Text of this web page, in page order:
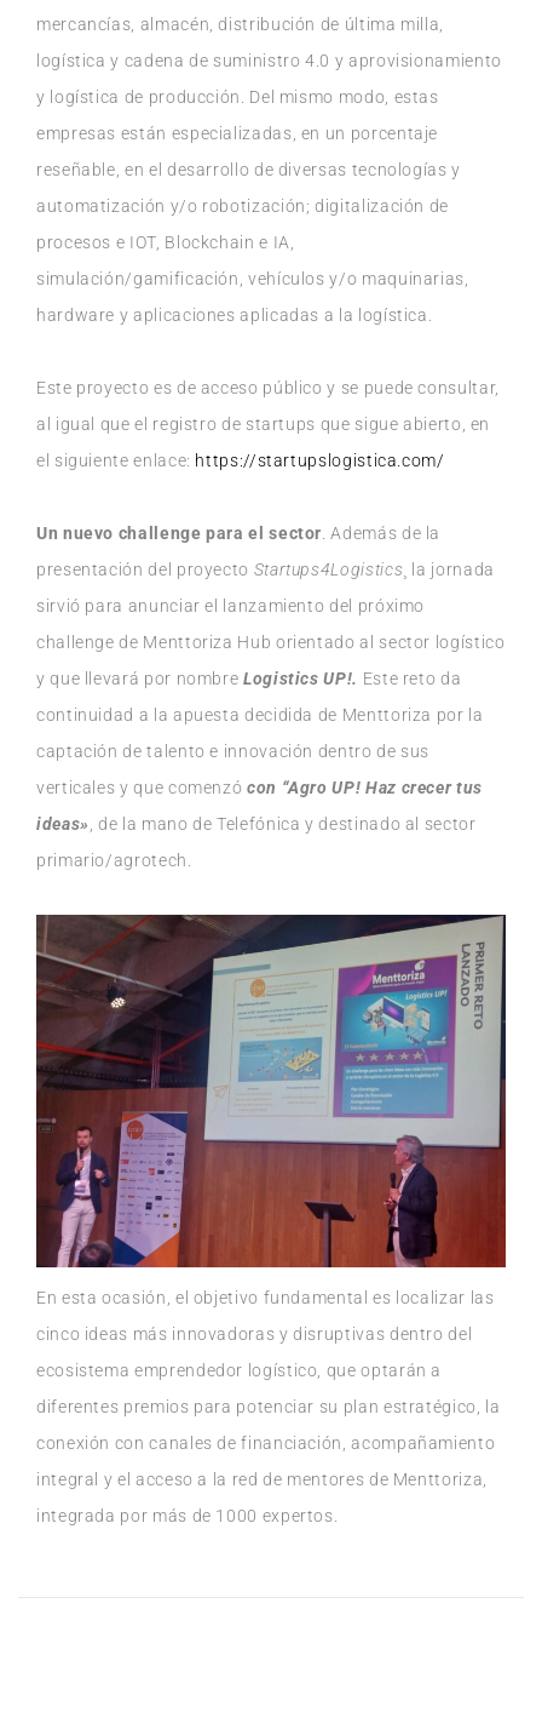
mercancías, almacén, distribución de última milla,
logística y cadena de suministro 4.0 y aprovisionamiento
y logística de producción. Del mismo modo, estas
empresas están especializadas, en un porcentaje
reseñable, en el desarrollo de diversas tecnologías y
automatización y/o robotización; digitalización de
procesos e IOT, Blockchain e IA,
simulación/gamificación, vehículos y/o maquinarias,
hardware y aplicaciones aplicadas a la logística.
Este proyecto es de acceso público y se puede consultar,
al igual que el registro de startups que sigue abierto, en
el siguiente enlace: https://startupslogistica.com/
Un nuevo challenge para el sector . Además de la
presentación del proyecto Startups4Logistics ¸ la jornada
sirvió para anunciar el lanzamiento del próximo
challenge de Menttoriza Hub orientado al sector logístico
y que llevará por nombre Logistics UP!. Este reto da
continuidad a la apuesta decidida de Menttoriza por la
captación de talento e innovación dentro de sus
verticales y que comenzó con “Agro UP! Haz crecer tus
ideas» , de la mano de Telefónica y destinado al sector
primario/agrotech.
En esta ocasión, el objetivo fundamental es localizar las
cinco ideas más innovadoras y disruptivas dentro del
ecosistema emprendedor logístico, que optarán a
diferentes premios para potenciar su plan estratégico, la
conexión con canales de financiación, acompañamiento
integral y el acceso a la red de mentores de Menttoriza,
integrada por más de 1000 expertos.